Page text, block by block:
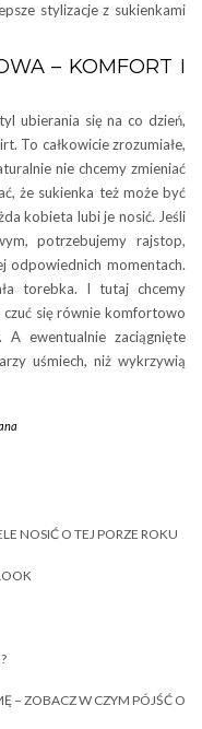
stylizacje z sukienkami
– KOMFORT I
ubierania się na co dzień,
To całkowicie zrozumiałe,
nie chcemy zmieniać
że sukienka też może być
kobieta lubi je nosić. Jeśli
potrzebujemy rajstop,
odpowiednich momentach.
torebka. I tutaj chcemy
czuć się równie komfortowo
ewentualnie zaciągnięte
uśmiech, niż wykrzywią
NOSIĆ O TEJ PORZE ROKU
– ZOBACZ W CZYM PÓJŚĆ O